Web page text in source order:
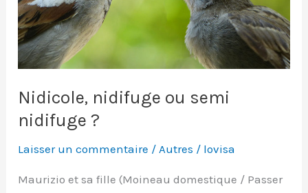
Nidicole, nidifuge ou semi
nidifuge ?
Laisser un commentaire /Autres / lovisa
Maurizio et sa fille (Moineau domestique / Passer